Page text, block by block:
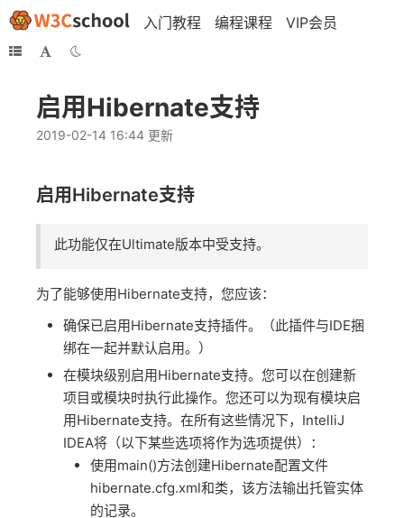
入门教程 编程课程 VIP会员
启用Hibernate支持
2019-02-14 16:44 更新
启用Hibernate支持
此功能仅在Ultimate版本中受支持。
为了能够使用Hibernate支持，您应该：
确保已启用Hibernate支持插件。（此插件与IDE捆
绑在一起并默认启用。）
在模块级别启用Hibernate支持。您可以在创建新
项目或模块时执行此操作。您还可以为现有模块启
用Hibernate支持。在所有这些情况下，IntelliJ
IDEA将（以下某些选项将作为选项提供）：
使用main()方法创建Hibernate配置文件
hibernate.cfg.xml和类，该方法输出托管实体
的记录。